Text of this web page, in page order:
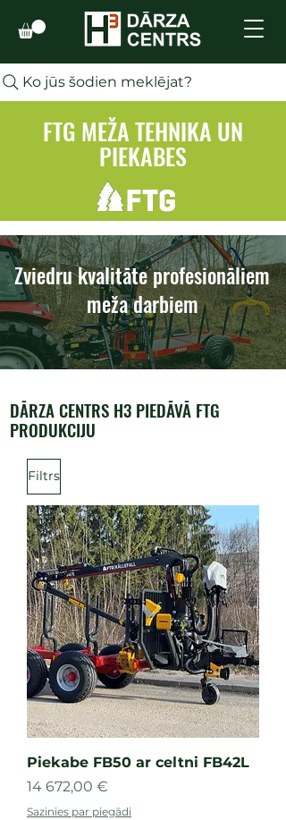
Ko jūs šodien meklējat?
FTG MEŽA TEHNIKA UN
PIEKABES
Zviedru kvalitāte profesionāliem
meža darbiem
DĀRZA CENTRS H3 PIEDĀVĀ FTG
PRODUKCIJU
Filtrs
Piekabe FB50 ar celtni FB42L
Cena
14 672,00 €
Sazinies par piegādi